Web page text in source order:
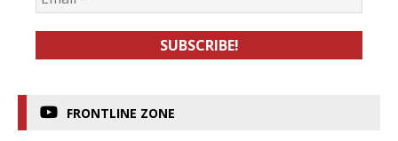
FRONTLINE ZONE